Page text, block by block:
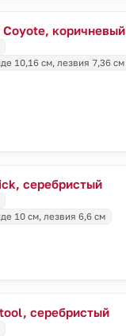
Coyote, коричневый
10,16 см, лезвия 7,36 см
серебристый
10 см, лезвия 6,6 см
серебристый